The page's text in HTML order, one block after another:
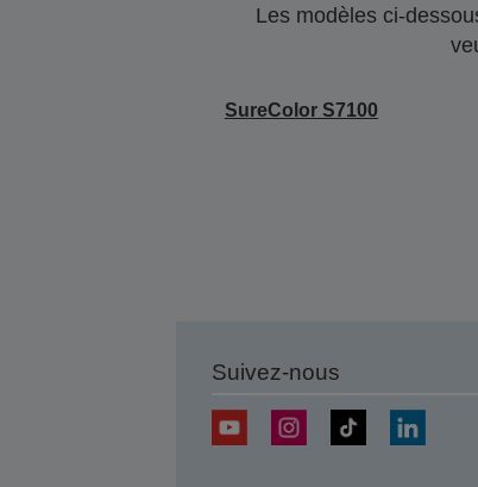
Les modèles ci-
SureColor S7100
Suivez-nous